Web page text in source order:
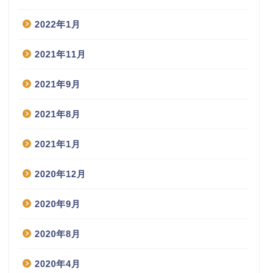
2022年1月
2021年11月
2021年9月
2021年8月
2021年1月
2020年12月
2020年9月
2020年8月
2020年4月